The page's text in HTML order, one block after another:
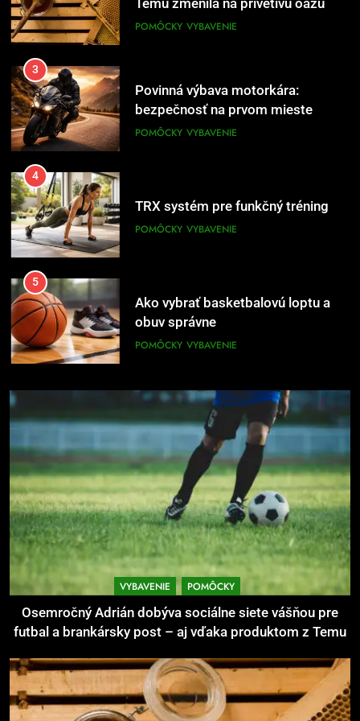
bezpečnosť na prvom mieste
POMÔCKY VYBAVENIE
4
TRX systém pre funkčný tréning
POMÔCKY
5
Ako vybrať basketbalovú loptu a
obuv správne
6
Ako kombinovať rôzne tréningové
pomôcky
POMÔCKY VYBAVENIE
7
Pomôcky na cvičenie brucha
VYBAVENIE
8
Najlepšie doplnky pre
motocyklistov na dlhé trasy
ENERGIA VYBAVENIE
Osemročný Adrián dobýva
sociálne siete vášňou pre futbal a
brankársky post – aj vďaka
produktom z Temu
POMÔCKY VYBAVENIE
2
VYBAVENIE POMÔCKY
Osemročný Adrián dobýva sociálne siete vášňou pre
futbal a brankársky post – aj vďaka produktom z Temu